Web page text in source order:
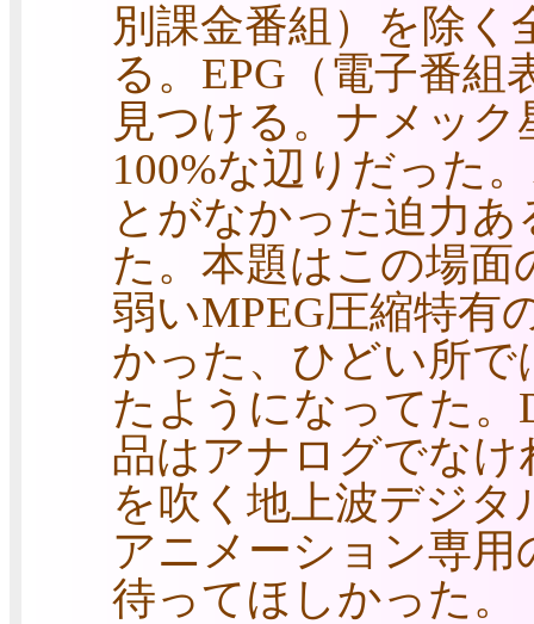
別課金番組）を除
る。EPG（電子番
見つける。ナメッ
100%な辺りだった
とがなかった迫力
た。本題はこの場
弱いMPEG圧縮特有
かった、ひどい所
たようになってた
品はアナログでな
を吹く地上波デジ
アニメーション専
待ってほしかった。